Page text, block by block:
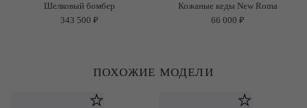
Шелковый бомбер
343 500 ₽
Кожаные кеды New Roma
66 000 ₽
ПОХОЖИЕ МОДЕЛИ